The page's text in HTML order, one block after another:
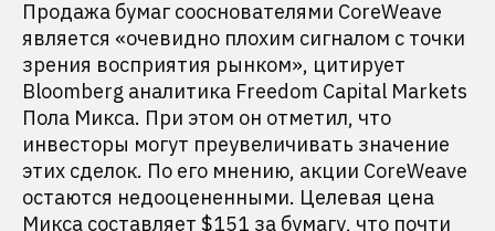
Продажа бумаг сооснователями CoreWeave
является «очевидно плохим сигналом с точки
зрения восприятия рынком», цитирует
Bloomberg аналитика Freedom Capital Markets
Пола Микса. При этом он отметил, что
инвесторы могут преувеличивать значение
этих сделок. По его мнению, акции CoreWeave
остаются недооцененными. Целевая цена
Микса составляет $151 за бумагу, что почти